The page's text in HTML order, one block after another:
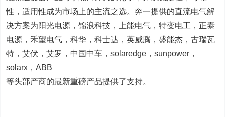
性，适用性成为市场上的主流之选。奔一提供的直流电气解
决方案为阳光电源，锦浪科技，上能电气，特变电工，正泰
电源，禾望电气，科华，科士达，英威腾，盛能杰，古瑞瓦
特，艾伏，艾罗，中国中车，solaredge，sunpower，
solarx，ABB
等头部产商的最新重磅产品提供了支持。